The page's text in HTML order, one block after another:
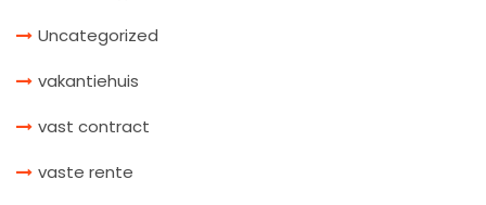
Uncategorized
vakantiehuis
vast contract
vaste rente